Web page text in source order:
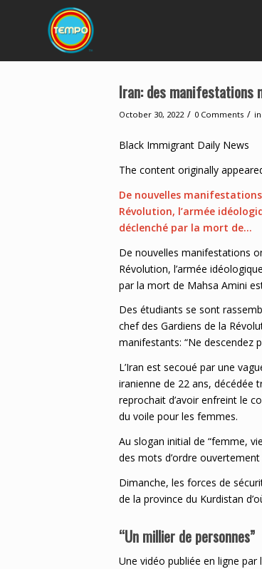
Iran: des manifestations
October 30, 2022 / 0 Comments / in
Black Immigrant Daily News
The content originally
De nouvelles
Révolution, l’armée
déclenché par la mort de…
De nouvelles manifestations
Révolution, l’armée
par la mort de Mahsa Amini
Des étudiants se sont
chef des Gardiens de la
manifestants: “Ne descendez
L’Iran est secoué par une
iranienne de 22 ans, décédée
reprochait d’avoir enfreint le
du voile pour les femmes.
Au slogan initial de “femme,
des mots d’ordre
Dimanche, les forces de
de la province du Kurdistan
“Un millier de personnes”
Une vidéo publiée en ligne